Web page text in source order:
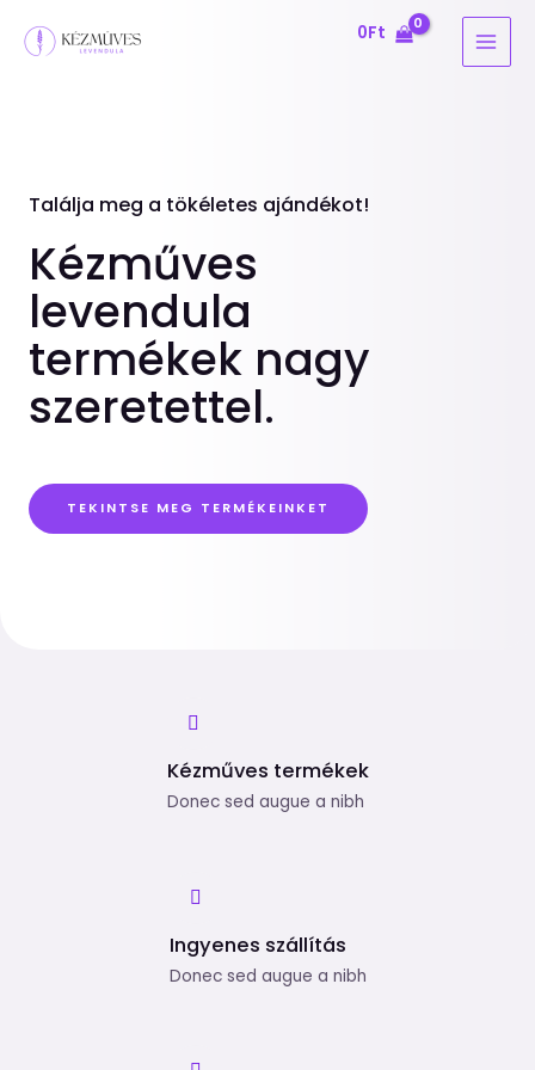
0Ft
Találja meg a tökéletes ajándékot!
Kézműves
levendula
termékek nagy
szeretettel.
TEKINTSE MEG TERMÉKEINKET
Kézműves termékek
Donec sed augue a nibh
Ingyenes szállítás
Donec sed augue a nibh